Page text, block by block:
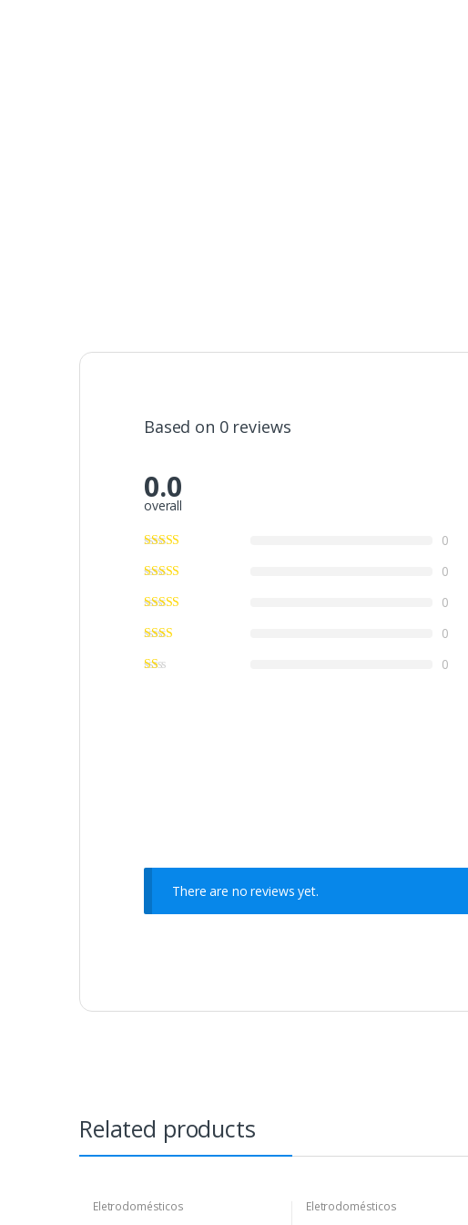
Based on 0 reviews
0.0
overall
0
0
0
0
0
There are no reviews yet.
Related products
Eletrodomésticos Eletrodomésticos